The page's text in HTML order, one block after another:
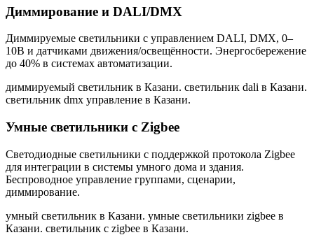
Диммирование и DALI/DMX
Диммируемые светильники с управлением DALI, DMX, 0–
10В и датчиками движения/освещённости. Энергосбережение
до 40% в системах автоматизации.
диммируемый светильник в Казани. светильник dali в Казани.
светильник dmx управление в Казани.
Умные светильники с Zigbee
Светодиодные светильники с поддержкой протокола Zigbee
для интеграции в системы умного дома и здания.
Беспроводное управление группами, сценарии,
диммирование.
умный светильник в Казани. умные светильники zigbee в
Казани. светильник с zigbee в Казани.